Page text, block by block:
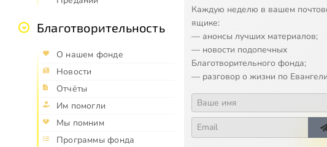
Благотворительность
О нашем фонде
Новости
Отчёты
Им помогли
Мы помним
Программы фонда
Каждую неделю в вашем
ящике:
— анонсы лучших материалов;
— новости подопечных
Благотворительного фонда;
— разговор о жизни по